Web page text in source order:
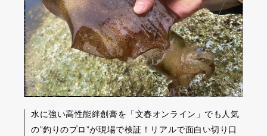
水に強い高性能絆創膏を「文春オンライン」でも人気
の”釣りのプロ”が現場で検証！リアルで面白い切り口